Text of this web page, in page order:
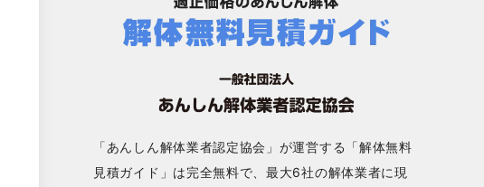
「あんしん解体業者認定協会」が運営する「解体無料
見積ガイド」は完全無料で、最大6社の解体業者に現